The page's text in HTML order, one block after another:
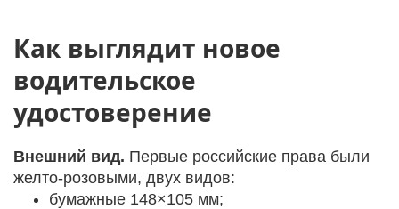
Как выглядит новое
водительское
удостоверение
Внешний вид. Первые российские права были
желто-розовыми, двух видов:
бумажные 148×105 мм;